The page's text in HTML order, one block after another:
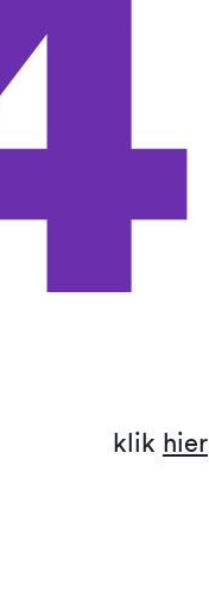
klik hier